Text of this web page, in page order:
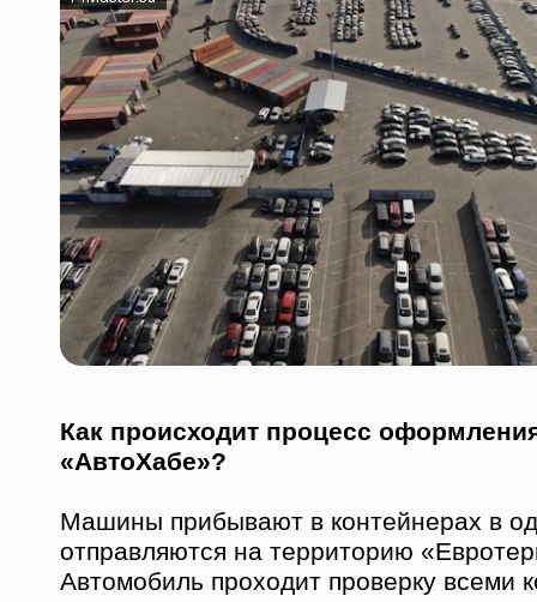
Как происходит процесс
«АвтоХабе»?
Машины прибывают в контейнерах в
отправляются на территорию
Автомобиль проходит проверку всеми